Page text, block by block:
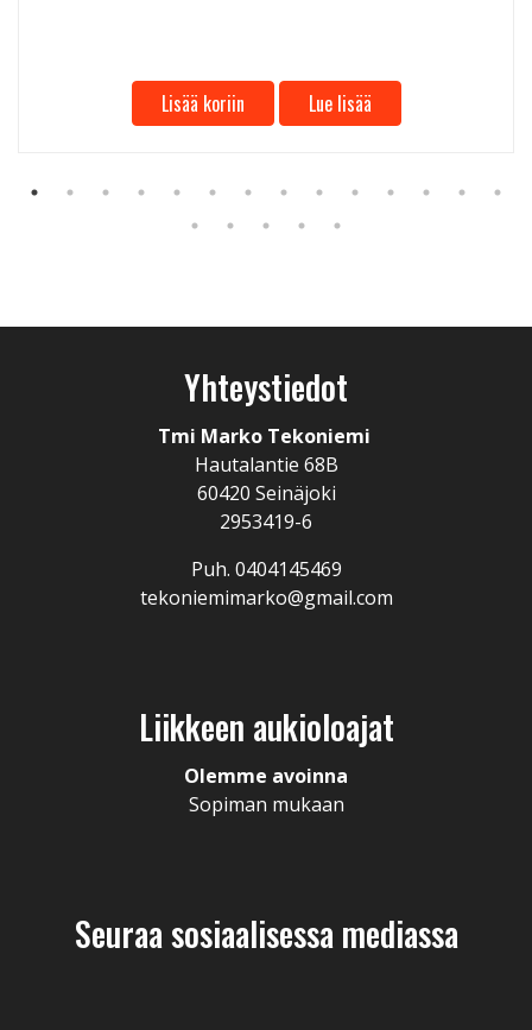
Lisää koriin Lue lisää
Yhteystiedot
Tmi Marko Tekoniemi
Hautalantie 68B
60420 Seinäjoki
2953419-6
Puh. 0404145469
tekoniemimarko@gmail.com
Liikkeen aukioloajat
Olemme avoinna
Sopiman mukaan
Seuraa sosiaalisessa mediassa